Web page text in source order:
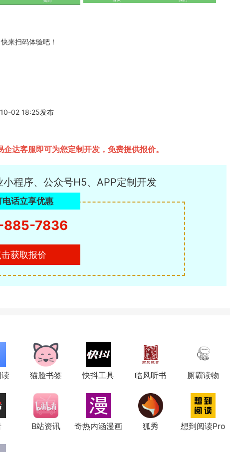
来扫码体验吧！
02 18:25发布
达客服即可为您定制开发，免费提供报价。
程序、公众号H5、APP定制开发
电话立享优惠
7836
击获取报价
猫脸书签 快抖工具 临风听书 厕霸读物
B站资讯 奇热内涵漫画 狐秀 想到阅读Pro